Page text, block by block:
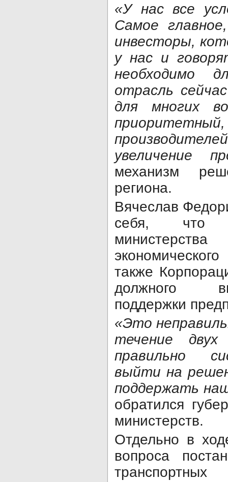
«У нас все
Самое
инвесторы,
у нас и
необходимо
отрасль
для многих
увеличение
механизм
региона.
Вячеслав
себя, что
также
должного
поддержки
«Это
течение
правильно
выйти на
поддержать
обратился
министерств.
Отдельно в
вопроса